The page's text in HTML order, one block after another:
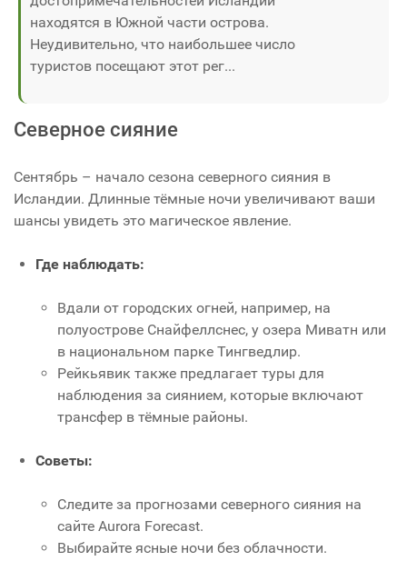
находятся в Южной части острова.
Неудивительно, что наибольшее число
туристов посещают этот рег...
Северное сияние
Сентябрь – начало сезона северного сияния в
Исландии. Длинные тёмные ночи увеличивают ваши
шансы увидеть это магическое явление.
Где наблюдать:
Вдали от городских огней, например, на
полуострове Снайфеллснес, у озера Миватн или
в национальном парке Тингведлир.
Рейкьявик также предлагает туры для
наблюдения за сиянием, которые включают
трансфер в тёмные районы.
Советы:
Следите за прогнозами северного сияния на
сайте Aurora Forecast.
Выбирайте ясные ночи без облачности.